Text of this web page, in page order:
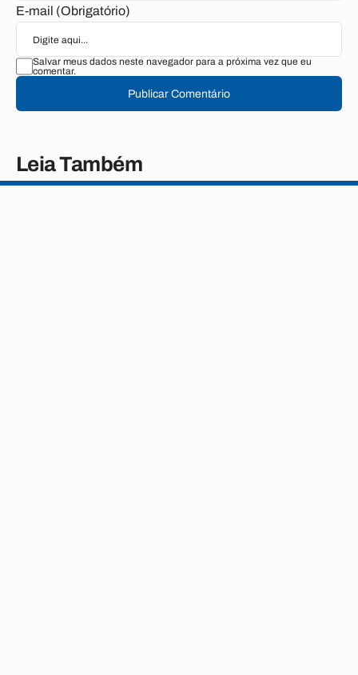
E-mail (Obrigatório)
Salvar meus dados neste navegador para a próxima vez que eu
comentar.
Publicar Comentário
Leia Também